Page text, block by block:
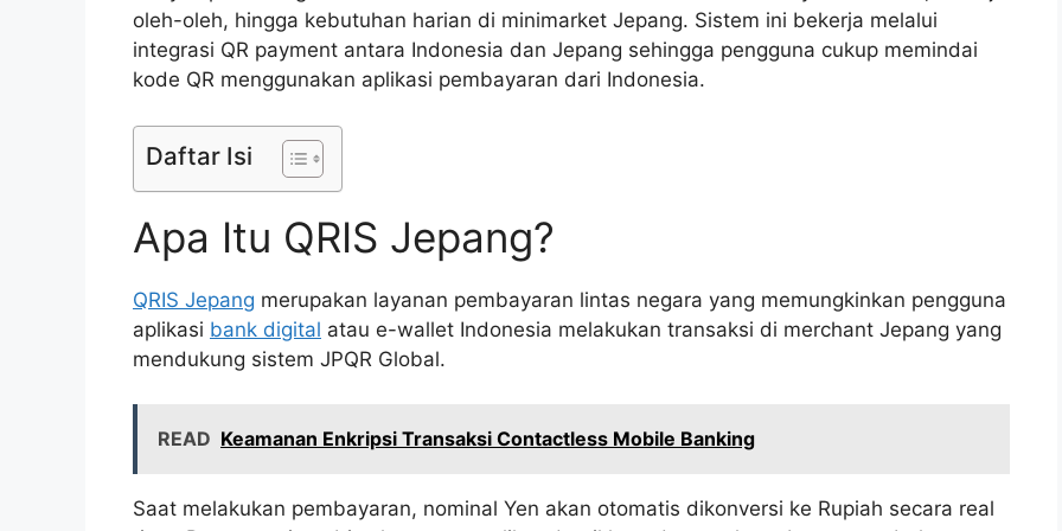
oleh-oleh, hingga kebutuhan harian di minimarket Jepang. Sistem ini bekerja melalui
integrasi QR payment antara Indonesia dan Jepang sehingga pengguna cukup memindai
kode QR menggunakan aplikasi pembayaran dari Indonesia.
Daftar Isi
Apa Itu QRIS Jepang?
QRIS Jepang merupakan layanan pembayaran lintas negara yang memungkinkan pengguna
aplikasi bank digital atau e-wallet Indonesia melakukan transaksi di merchant Jepang yang
mendukung sistem JPQR Global.
READ Keamanan Enkripsi Transaksi Contactless Mobile Banking
Saat melakukan pembayaran, nominal Yen akan otomatis dikonversi ke Rupiah secara real